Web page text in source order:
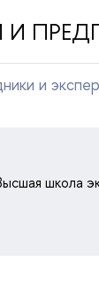
и
школа